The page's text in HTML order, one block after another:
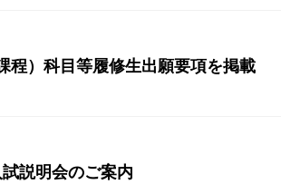
）科目等履修生出願要項を掲載
説明会のご案内